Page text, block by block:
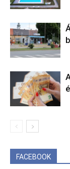
FACEBOOK